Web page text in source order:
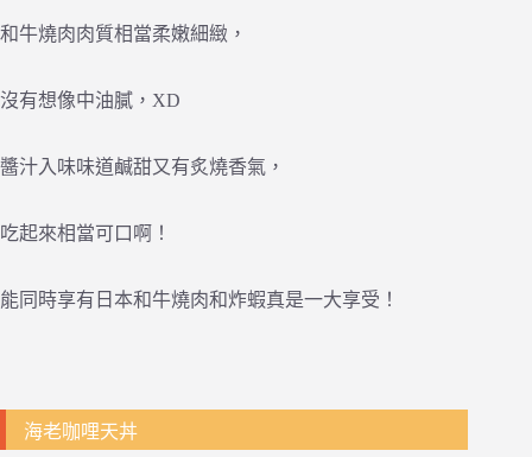
和牛燒肉肉質相當柔嫩細緻，
沒有想像中油膩，XD
醬汁入味味道鹹甜又有炙燒香氣，
吃起來相當可口啊！
能同時享有日本和牛燒肉和炸蝦真是一大享受！
海老咖哩天丼